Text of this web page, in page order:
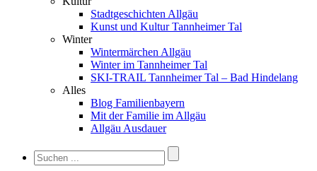
Stadtgeschichten Allgäu
Kunst und Kultur Tannheimer Tal
Winter
Wintermärchen Allgäu
Winter im Tannheimer Tal
SKI-TRAIL Tannheimer Tal – Bad Hindelang
Alles
Blog Familienbayern
Mit der Familie im Allgäu
Allgäu Ausdauer